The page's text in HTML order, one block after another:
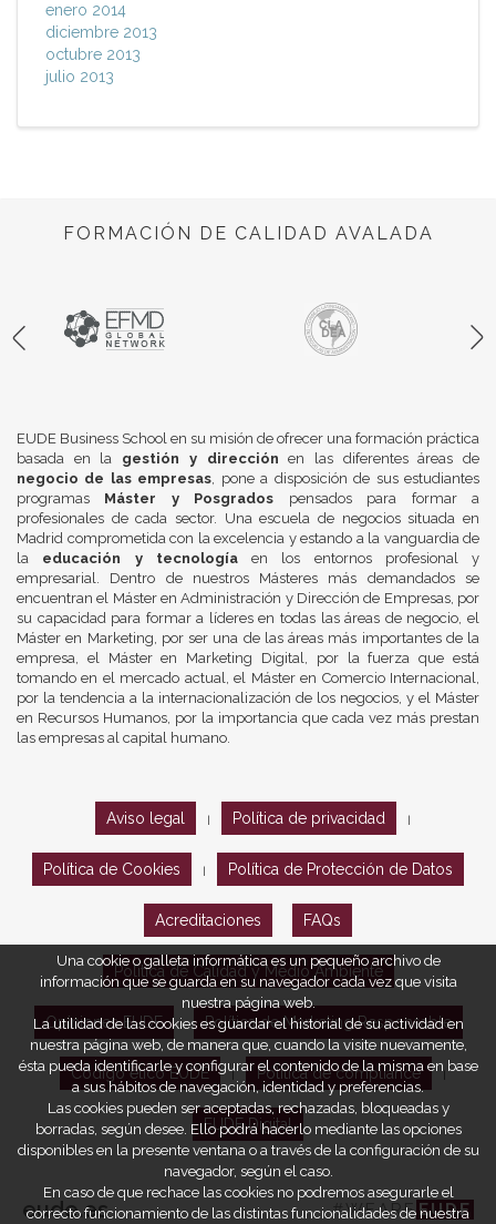
enero 2014
diciembre 2013
octubre 2013
julio 2013
FORMACIÓN DE CALIDAD AVALADA
EUDE Business School en su misión de ofrecer una formación práctica
basada en la gestión y dirección en las diferentes áreas de
negocio de las empresas, pone a disposición de sus estudiantes
programas Máster y Posgrados pensados para formar a
profesionales de cada sector. Una escuela de negocios situada en
Madrid comprometida con la excelencia y estando a la vanguardia de
la educación y tecnologíaen los entornos profesional y
empresarial. Dentro de nuestros Másteres más demandados se
encuentran el Máster en Administración y Dirección de Empresas, por
su capacidad para formar a líderes en todas las áreas de negocio, el
Máster en Marketing, por ser una de las áreas más importantes de la
empresa, el Máster en Marketing Digital, por la fuerza que está
tomando en el mercado actual, el Máster en Comercio Internacional,
por la tendencia a la internacionalización de los negocios, y el Máster
en Recursos Humanos, por la importancia que cada vez más prestan
las empresas al capital humano.
Aviso legal Política de privacidad
Política de Cookies Política de Protección de Datos
Acreditaciones FAQs
Política de Calidad y Medio Ambiente
Opiniones EUDE Política de Marketing Responsable
Código ético EUDE Política de compliance
EUDE Digital
eude.es #WEARE EUDE
Una cookie o galleta informática es un pequeño archivo de
información que se guarda en su navegador cada vez que visita
nuestra página web.
La utilidad de las cookies es guardar el historial de su actividad en
nuestra página web, de manera que, cuando la visite nuevamente,
ésta pueda identificarle y configurar el contenido de la misma en base
a sus hábitos de navegación, identidad y preferencias.
Las cookies pueden ser aceptadas, rechazadas, bloqueadas y
borradas, según desee. Ello podrá hacerlo mediante las opciones
disponibles en la presente ventana o a través de la configuración de su
navegador, según el caso.
En caso de que rechace las cookies no podremos asegurarle el
correcto funcionamiento de las distintas funcionalidades de nuestra